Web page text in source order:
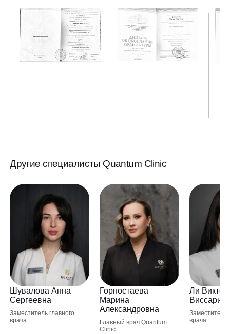
Другие специалисты Quantum Clinic
Шувалова Анна
Сергеевна
Заместитель главного
врача
Горностаева
Марина
Александровна
Главный врач Quantum
Clinic
Ли
Заместитель
врача